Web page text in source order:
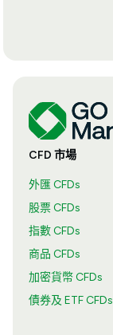
CFD 市場
外匯 CFDs
股票 CFDs
指數 CFDs
商品 CFDs
加密貨幣 CFDs
債券及 ETF CFDs